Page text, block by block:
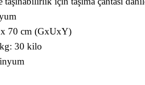
70 cm (GxUxY)
30 kilo